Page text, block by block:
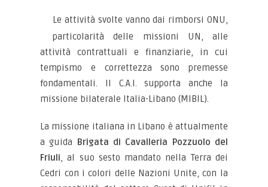
Le attività svolte vanno dai rimborsi ONU,
particolarità delle missioni UN, alle
attività contrattuali e finanziarie, in cui
tempismo e correttezza sono premesse
fondamentali. Il C.A.I. supporta anche la
missione bilaterale Italia-Libano (MIBIL).
La missione italiana in Libano è attualmente
a guida Brigata di Cavalleria Pozzuolo del
Friuli, al suo sesto mandato nella Terra dei
Cedri con i colori delle Nazioni Unite, con la